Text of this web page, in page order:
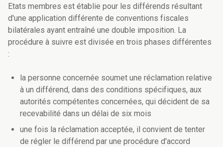
Etats membres est établie pour les différends résultant
d'une application différente de conventions fiscales
bilatérales ayant entraîné une double imposition. La
procédure à suivre est divisée en trois phases différentes
:
la personne concernée soumet une réclamation relative
à un différend, dans des conditions spécifiques, aux
autorités compétentes concernées, qui décident de sa
recevabilité dans un délai de six mois
une fois la réclamation acceptée, il convient de tenter
de régler le différend par une procédure d'accord